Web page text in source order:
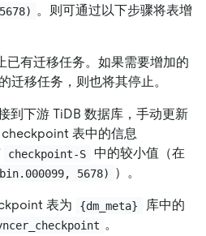
。则可通过以下步骤将表增
已有迁移任务。如果需要增加的
迁移任务，则也将其停止。
到下游 TiDB 数据库，手动更新
表中的信息
checkpoint-S
中的较小值（在
5678) ）。
表为 {dm_meta} 库中的
。